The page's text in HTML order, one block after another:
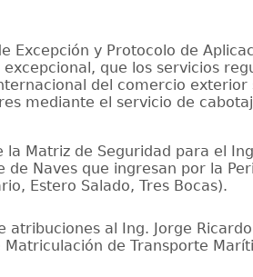
Excepción y Protocolo de
excepcional, que los servicios
del comercio exterior
mediante el servicio de
la Matriz de Seguridad para el
de Naves que ingresan por la
Estero Salado, Tres Bocas).
atribuciones al Ing. Jorge
Matriculación de Transporte